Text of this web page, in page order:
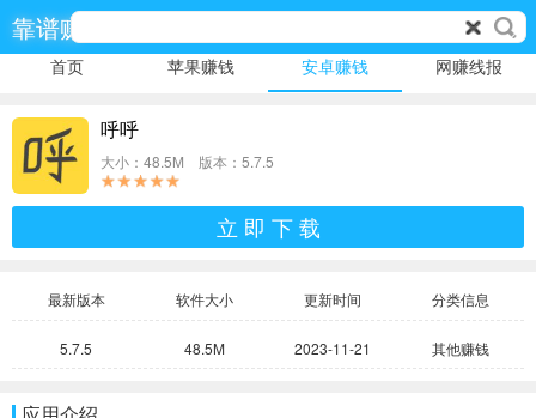
靠谱赚
首页 苹果赚钱 安卓赚钱 网赚线报
呼呼
大小：48.5M 版本：5.7.5
立 即 下 载
最新版本 软件大小 更新时间 分类信息
5.7.5 48.5M 2023-11-21 其他赚钱